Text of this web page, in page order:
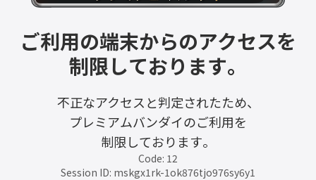
ご利用の端末からのアクセスを
制限しております。
不正なアクセスと判定されたため、
プレミアムバンダイのご利用を
制限しております。
Code: 12
Session ID: mskgx1rk-1ok876tjo976sy6y1